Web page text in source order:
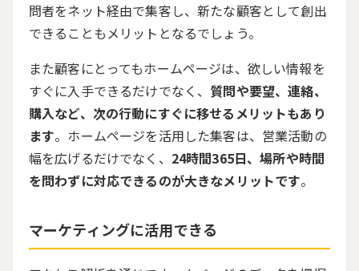
問者をネット経由で集客し、新たな顧客として創出
できることもメリットとなるでしょう。
また顧客にとってもホームページは、欲しい情報を
すぐに入手できるだけでなく、 質問や要望、連絡、
購入など、次の行動にすぐに移せるメリットもあり
ます。ホームページを活用した集客は、営業活動の
幅を広げるだけでなく、 24時間365日、場所や時間
を問わずに対応できるのが大きなメリットです。
マーケティングに活用できる